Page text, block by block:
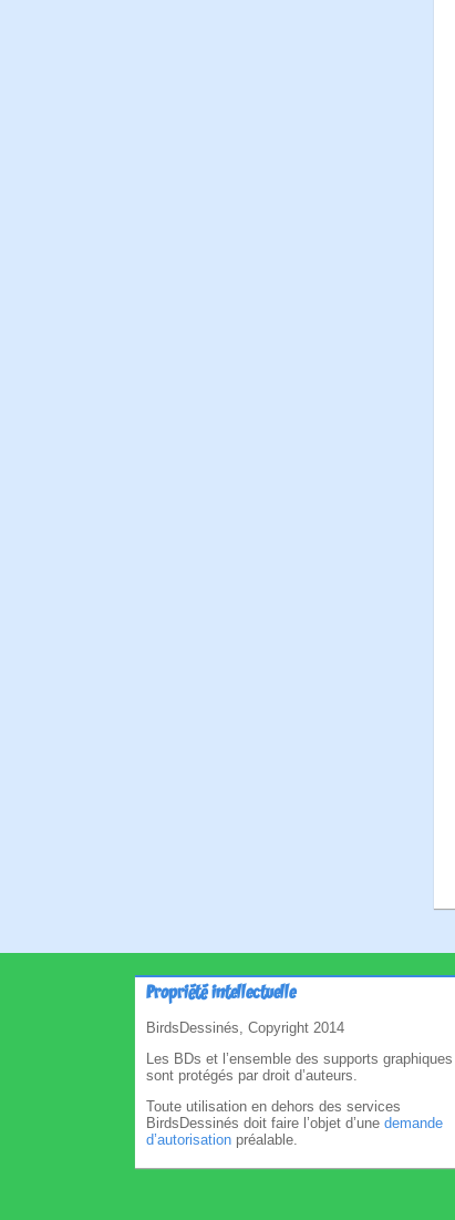
Propriété intellectuelle
BirdsDessinés, Copyright 2014
Les BDs et l’ensemble des supports graphiques
sont protégés par droit d’auteurs.
Toute utilisation en dehors des services
BirdsDessinés doit faire l’objet d’une demande
d’autorisation préalable.